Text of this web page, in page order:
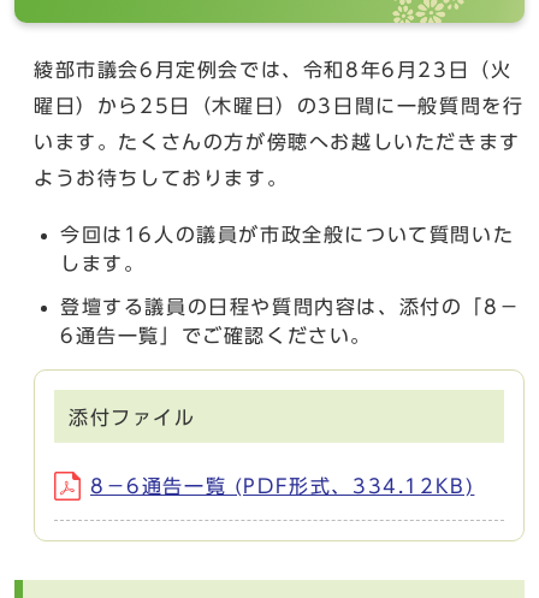
綾部市議会6月定例会では、令和8年6月23日（火
曜日）から25日（木曜日）の3日間に一般質問を行
います。たくさんの方が傍聴へお越しいただきます
ようお待ちしております。
今回は16人の議員が市政全般について質問いた
します。
登壇する議員の日程や質問内容は、添付の「8－
6通告一覧」でご確認ください。
添付ファイル
8－6通告一覧 (PDF形式、334.12KB)